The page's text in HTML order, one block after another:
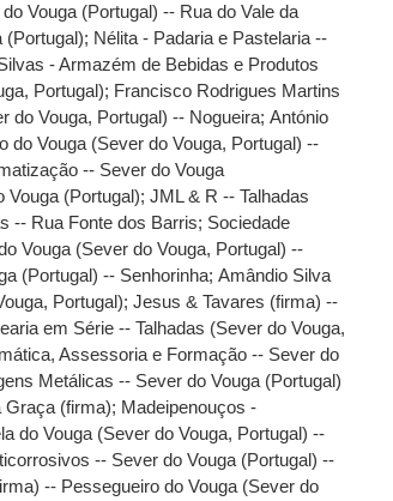
Vouga (Portugal) -- Rua do Vale da
(Portugal); Nélita - Padaria e Pastelaria --
- Armazém de Bebidas e Produtos
Portugal); Francisco Rodrigues Martins
do Vouga, Portugal) -- Nogueira;António
do Vouga (Sever do Vouga, Portugal) --
-- Sever do Vouga
Vouga (Portugal);JML & R -- Talhadas
-- Rua Fonte dos Barris; Sociedade
Vouga (Sever do Vouga, Portugal) --
(Portugal) -- Senhorinha;Amândio Silva
Portugal);Jesus & Tavares (firma) --
em Série -- Talhadas (Sever do Vouga,
Assessoria e Formação -- Sever do
Metálicas -- Sever do Vouga (Portugal)
Graça (firma); Madeipenouços -
do Vouga (Sever do Vouga, Portugal) --
-- Sever do Vouga (Portugal) --
-- Pessegueiro do Vouga (Sever do